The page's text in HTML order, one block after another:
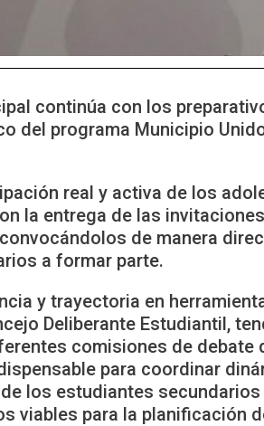
continúa con los
del programa Municipio
real y activa de los
la entrega de las
de manera
a formar parte.
y trayectoria en
Deliberante Estudiantil,
comisiones de debate
para coordinar
los estudiantes
viables para la planificación